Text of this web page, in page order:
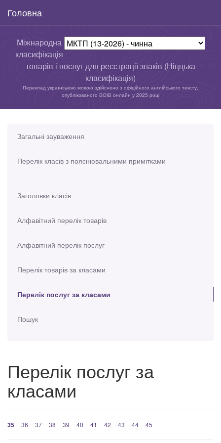
Головна
Міжнародна
класифікація
товарів і послуг для реєстрації знаків (Ніццька
класифікація)
Переклад українською мовою здійснено з офіційного англійського тексту,
опублікованого ВОІВ онлайн у 2025 році
Загальні зауваження
Перелік класів з пояснювальними примітками
Заголовки класів
Алфавітний перелік товарів
Алфавітний перелік послуг
Перелік товарів за класами
Перелік послуг за класами
Пошук
Перелік послуг за
класами
35 36 37 38 39 40 41 42 43 44 45